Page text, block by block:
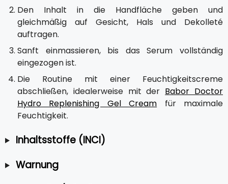
Den Inhalt in die Handfläche geben und
gleichmäßig auf Gesicht, Hals und Dekolleté
auftragen.
Sanft einmassieren, bis das Serum vollständig
eingezogen ist.
Die Routine mit einer Feuchtigkeitscreme
abschließen, idealerweise mit der Babor Doctor
Hydro Replenishing Gel Cream für maximale
Feuchtigkeit.
Inhaltsstoffe (INCI)
Warnung